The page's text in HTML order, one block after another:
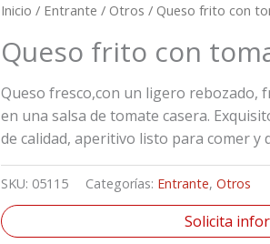
Inicio / Entrante / Otros / Queso frito con
Queso frito con
Queso fresco,con un ligero rebozado,
en una salsa de tomate casera.
de calidad, aperitivo listo para comer y
SKU: 05115 Categorías: Entrante, Otros
Solicita